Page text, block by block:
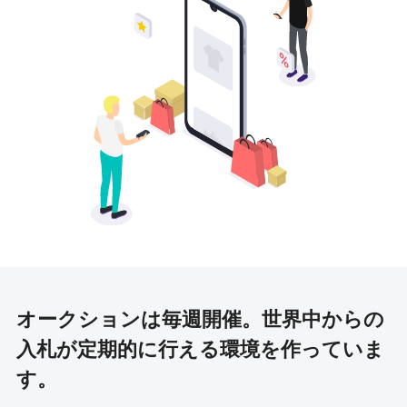
オークションは毎週開催。 世界中からの
入札が定期的に行える環境を作っていま
す。